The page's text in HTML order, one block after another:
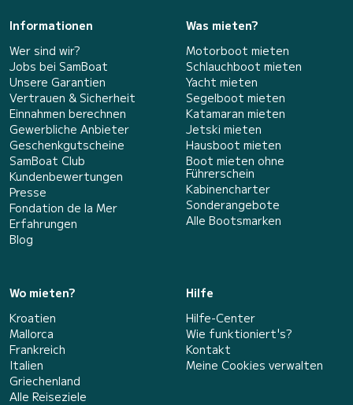
Informationen
Wer sind wir?
Jobs bei SamBoat
Unsere Garantien
Vertrauen & Sicherheit
Einnahmen berechnen
Gewerbliche Anbieter
Geschenkgutscheine
SamBoat Club
Kundenbewertungen
Presse
Fondation de la Mer
Erfahrungen
Blog
Was mieten?
Motorboot mieten
Schlauchboot mieten
Yacht mieten
Segelboot mieten
Katamaran mieten
Jetski mieten
Hausboot mieten
Boot mieten ohne
Führerschein
Kabinencharter
Sonderangebote
Alle Bootsmarken
Wo mieten?
Kroatien
Mallorca
Frankreich
Italien
Griechenland
Alle Reiseziele
Hilfe
Hilfe-Center
Wie funktioniert's?
Kontakt
Meine Cookies verwalten